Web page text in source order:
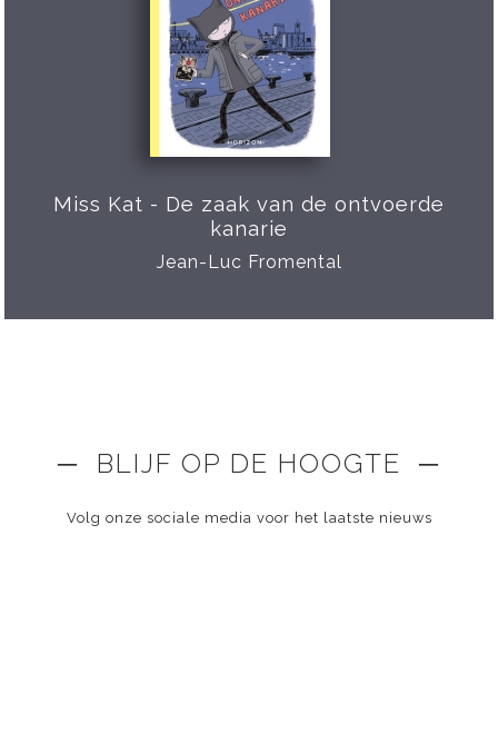
Miss Kat - De zaak van de ontvoerde
kanarie
Jean-Luc Fromental
─ BLIJF OP DE HOOGTE ─
Volg onze sociale media voor het laatste nieuws